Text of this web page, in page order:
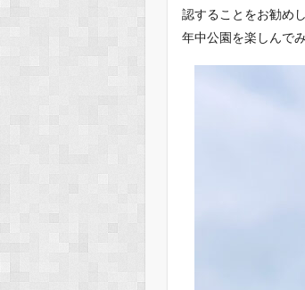
認することをお勧め
年中公園を楽しんで